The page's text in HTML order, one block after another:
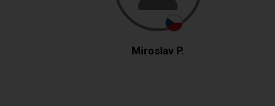
Miroslav P.